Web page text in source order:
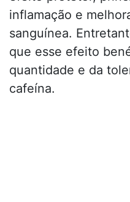
inflamação e
sanguínea.
que esse efeito
quantidade e da
cafeína.